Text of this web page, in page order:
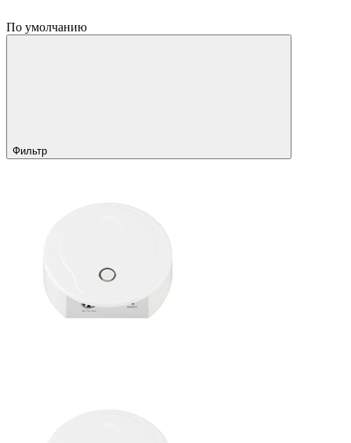
По умолчанию
Фильтр